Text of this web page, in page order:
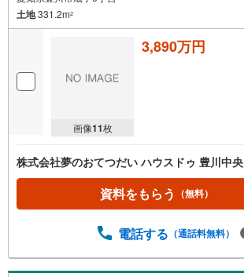
土地331.2m2
画像11枚
3,890万円
株式会社夢のおてつだい ハウスドゥ 豊川中央
資料をもらう （無料）
電話する （通話料無料）